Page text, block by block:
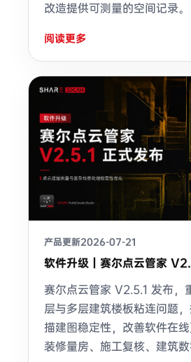
改造提供可测量的空间记录。
阅读更多
产品更新2026-07-21
软件升级｜赛尔点云管家
赛尔点云管家 V2.5.1 发布，
层与多层建筑楼板粘连问题
描建图稳定性，改善软件在
装修量房、施工复核、建筑数